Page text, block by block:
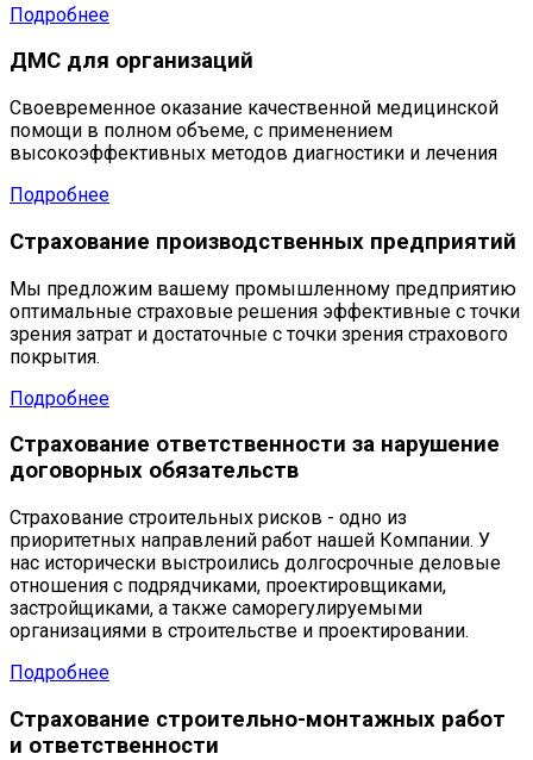
Подробнее
ДМС для организаций
Cвоевременное оказание качественной медицинской
помощи в полном объеме, с применением
высокоэффективных методов диагностики и лечения
Подробнее
Страхование производственных предприятий
Мы предложим вашему промышленному предприятию
оптимальные страховые решения эффективные с точки
зрения затрат и достаточные с точки зрения страхового
покрытия.
Подробнее
Страхование ответственности за нарушение
договорных обязательств
Страхование строительных рисков - одно из
приоритетных направлений работ нашей Компании. У
нас исторически выстроились долгосрочные деловые
отношения с подрядчиками, проектировщиками,
застройщиками, а также саморегулируемыми
организациями в строительстве и проектировании.
Подробнее
Страхование строительно-монтажных работ
и ответственности